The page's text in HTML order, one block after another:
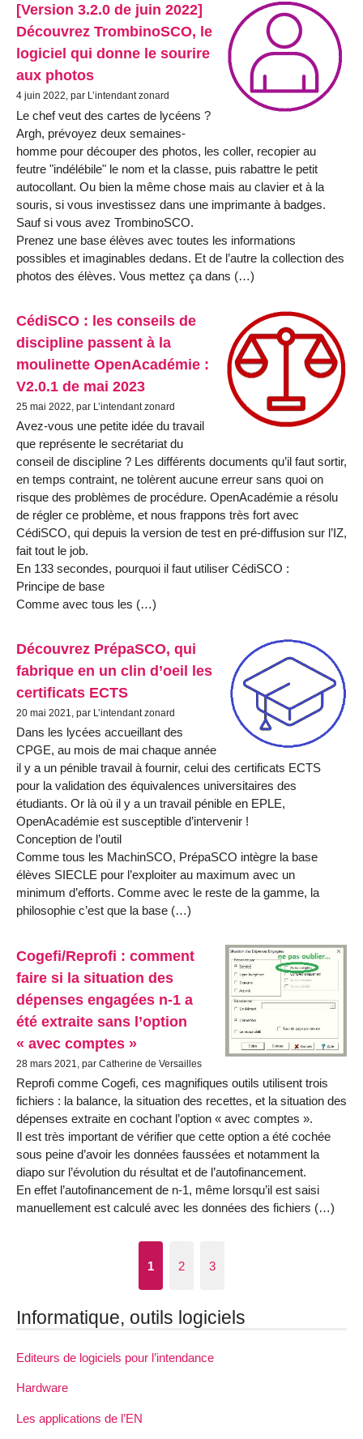
[Version 3.2.0 de juin 2022]
Découvrez TrombinoSCO, le
logiciel qui donne le sourire
aux photos
4 juin 2022, par L’intendant zonard
Le chef veut des cartes de lycéens ?
Argh, prévoyez deux semaines-
homme pour découper des photos, les coller, recopier au
feutre "indélébile" le nom et la classe, puis rabattre le petit
autocollant. Ou bien la même chose mais au clavier et à la
souris, si vous investissez dans une imprimante à badges.
Sauf si vous avez TrombinoSCO.
Prenez une base élèves avec toutes les informations
possibles et imaginables dedans. Et de l’autre la collection des
photos des élèves. Vous mettez ça dans (…)
CédiSCO : les conseils de
discipline passent à la
moulinette OpenAcadémie :
V2.0.1 de mai 2023
25 mai 2022, par L’intendant zonard
Avez-vous une petite idée du travail
que représente le secrétariat du
conseil de discipline ? Les différents documents qu’il faut sortir,
en temps contraint, ne tolèrent aucune erreur sans quoi on
risque des problèmes de procédure. OpenAcadémie a résolu
de régler ce problème, et nous frappons très fort avec
CédiSCO, qui depuis la version de test en pré-diffusion sur l’IZ,
fait tout le job.
En 133 secondes, pourquoi il faut utiliser CédiSCO :
Principe de base
Comme avec tous les (…)
Découvrez PrépaSCO, qui
fabrique en un clin d’oeil les
certificats ECTS
20 mai 2021, par L’intendant zonard
Dans les lycées accueillant des
CPGE, au mois de mai chaque année
il y a un pénible travail à fournir, celui des certificats ECTS
pour la validation des équivalences universitaires des
étudiants. Or là où il y a un travail pénible en EPLE,
OpenAcadémie est susceptible d’intervenir !
Conception de l’outil
Comme tous les MachinSCO, PrépaSCO intègre la base
élèves SIECLE pour l’exploiter au maximum avec un
minimum d’efforts. Comme avec le reste de la gamme, la
philosophie c’est que la base (…)
Cogefi/Reprofi : comment
faire si la situation des
dépenses engagées n-1 a
été extraite sans l’option
« avec comptes »
28 mars 2021, par Catherine de Versailles
Reprofi comme Cogefi, ces magnifiques outils utilisent trois
fichiers : la balance, la situation des recettes, et la situation des
dépenses extraite en cochant l’option « avec comptes ».
Il est très important de vérifier que cette option a été cochée
sous peine d’avoir les données faussées et notamment la
diapo sur l’évolution du résultat et de l’autofinancement.
En effet l’autofinancement de n-1, même lorsqu’il est saisi
manuellement est calculé avec les données des fichiers (…)
1 2 3
Informatique, outils logiciels
Editeurs de logiciels pour l’intendance
Hardware
Les applications de l’EN